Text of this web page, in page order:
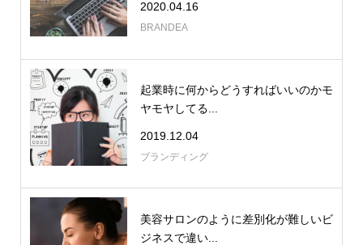
2020.04.16
BRANDEA
起業時に何からどうすればいいのかモ
ヤモヤしてる...
2019.12.04
ブランディング
美容サロンのように差別化が難しいビ
ジネスで違い...